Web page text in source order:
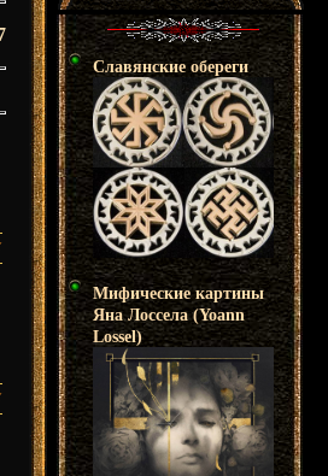
Славянские обереги
Мифические картины
Яна Лоссела (Yoann
Lossel)